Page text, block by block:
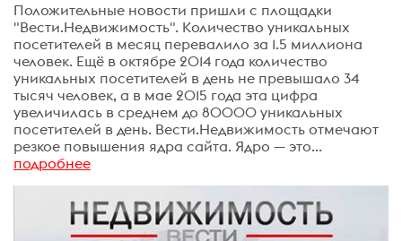
Положительные новости пришли с площадки
"Вести.Недвижимость". Количество уникальных
посетителей в месяц перевалило за 1.5 миллиона
человек. Ещё в октябре 2014 года количество
уникальных посетителей в день не превышало 34
тысяч человек, а в мае 2015 года эта цифра
увеличилась в среднем до 80000 уникальных
посетителей в день. Вести.Недвижимость отмечают
резкое повышения ядра сайта. Ядро — это...
подробнее